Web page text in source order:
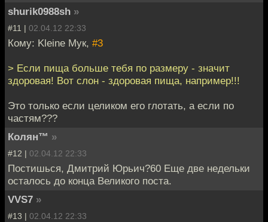
shurik0988sh »
#11 | 02.04.12 22:33
Кому: Kleine Мук, #3
> Если пища больше тебя по размеру - значит
здоровая! Вот слон - здоровая пища, например!!!
Это только если целиком его глотать, а если по
частям???
Колян™ »
#12 | 02.04.12 22:33
Постишься, Дмитрий Юрьич?60 Еще две недельки
осталось до конца Великого поста.
VVS7 »
#13 | 02.04.12 22:33